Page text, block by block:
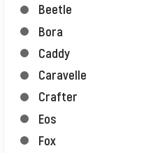
Beetle
Bora
Caddy
Caravelle
Crafter
Eos
Fox